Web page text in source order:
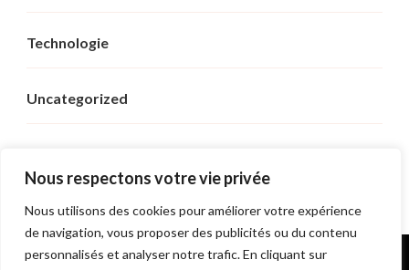
Nous respectons votre vie privée
Nous utilisons des cookies pour améliorer votre expérience
de navigation, vous proposer des publicités ou du contenu
personnalisés et analyser notre trafic. En cliquant sur
Technologie
Uncategorized
© Copyright 2026Sushi Royal. Tous droits réservés.